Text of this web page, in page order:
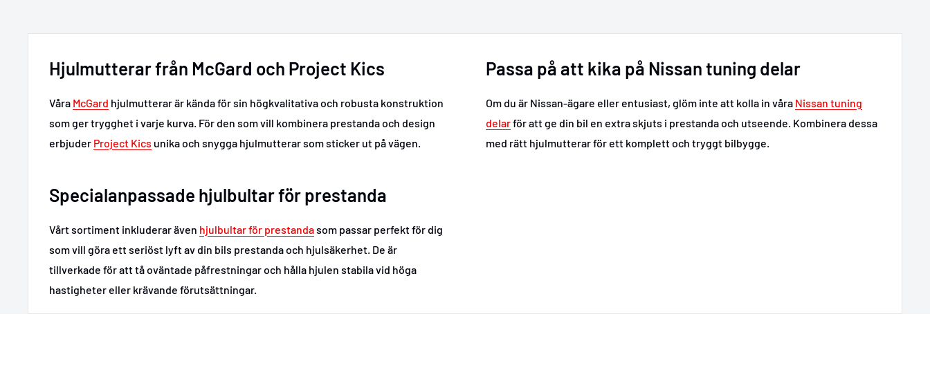
Hjulmutterar från McGard och Project Kics
Våra McGard hjulmutterar är kända för sin högkvalitativa och robusta konstruktion
som ger trygghet i varje kurva. För den som vill kombinera prestanda och design
erbjuder Project Kics unika och snygga hjulmutterar som sticker ut på vägen.
Specialanpassade hjulbultar för prestanda
Vårt sortiment inkluderar även hjulbultar för prestandasom passar perfekt för dig
som vill göra ett seriöst lyft av din bils prestanda och hjulsäkerhet. De är
tillverkade för att tå oväntade påfrestningar och hålla hjulen stabila vid höga
hastigheter eller krävande förutsättningar.
Passa på att kika på Nissan tuning delar
Om du är Nissan-ägare eller entusiast, glöm inte att kolla in våra Nissan tuning
delarför att ge din bil en extra skjuts i prestanda och utseende. Kombinera dessa
med rätt hjulmutterar för ett komplett och tryggt bilbygge.